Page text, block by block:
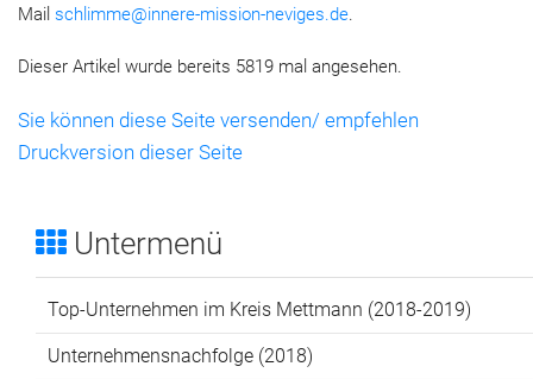
Mail schlimme@innere-mission-neviges.de.
Dieser Artikel wurde bereits 5819 mal angesehen.
Sie können diese Seite versenden/ empfehlen
Druckversion dieser Seite
Untermenü
Top-Unternehmen im Kreis Mettmann (2018-2019)
Unternehmensnachfolge (2018)